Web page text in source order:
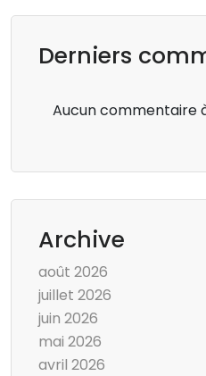
Derniers
Aucun commentaire
Archive
août 2026
juillet 2026
juin 2026
mai 2026
avril 2026